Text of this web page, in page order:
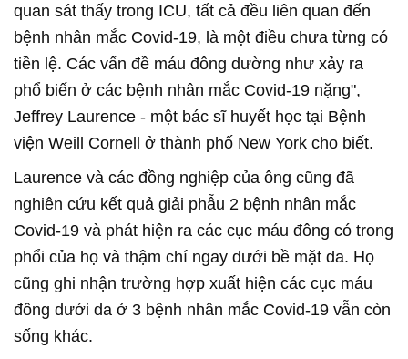
quan sát thấy trong ICU, tất cả đều liên quan đến
bệnh nhân mắc Covid-19, là một điều chưa từng có
tiền lệ. Các vấn đề máu đông dường như xảy ra
phổ biến ở các bệnh nhân mắc Covid-19 nặng",
Jeffrey Laurence - một bác sĩ huyết học tại Bệnh
viện Weill Cornell ở thành phố New York cho biết.
Laurence và các đồng nghiệp của ông cũng đã
nghiên cứu kết quả giải phẫu 2 bệnh nhân mắc
Covid-19 và phát hiện ra các cục máu đông có trong
phổi của họ và thậm chí ngay dưới bề mặt da. Họ
cũng ghi nhận trường hợp xuất hiện các cục máu
đông dưới da ở 3 bệnh nhân mắc Covid-19 vẫn còn
sống khác.